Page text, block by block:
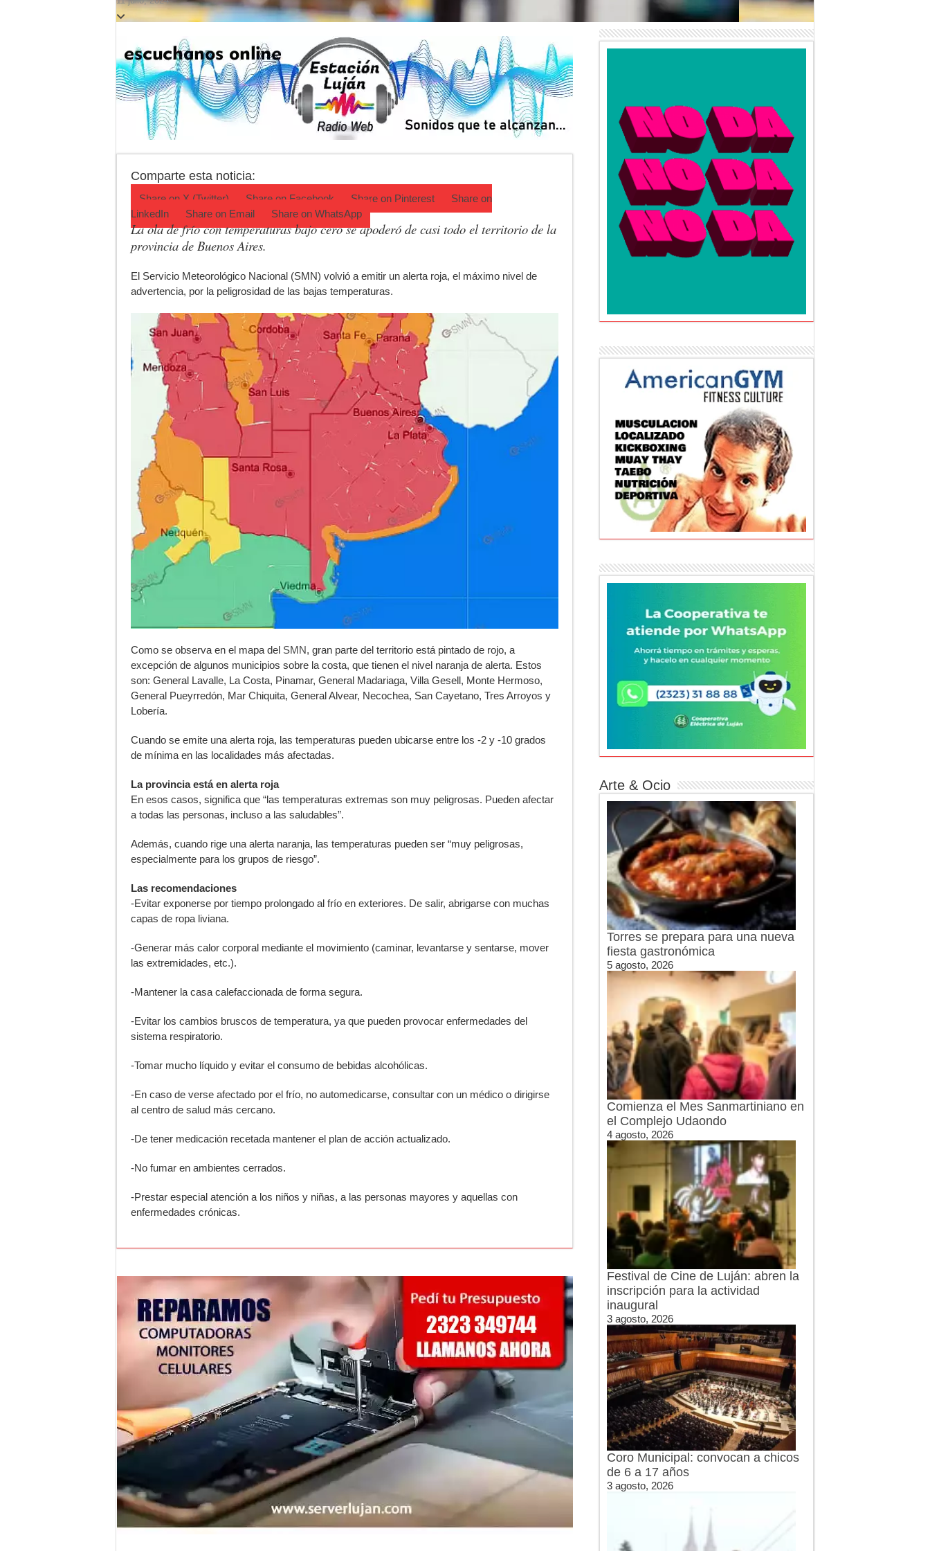
El pronóstico anticipa una semana que cambiará de golpe en la región
Teatro El Galpón sufrió un robo y pide ayuda
Confirmaron la fecha de la Peregrinación a Luján 2026
INCUCAI implementará una técnica para aumentar los trasplantes de órganos
Papa León XIV visitará Argentina: Luján será una de las escalas históricas
Parque Invernal: deporte y juegos reunieron a miles
Comparte esta noticia:
Share on X (Twitter) Share on Facebook Share on Pinterest
Share on
LinkedIn
Share on Email Share on WhatsApp
La ola de frío con temperaturas bajo cero se apoderó de casi todo el territorio de la
provincia de Buenos Aires.
El Servicio Meteorológico Nacional (SMN) volvió a emitir un alerta roja, el máximo nivel de
advertencia, por la peligrosidad de las bajas temperaturas.
Como se observa en el mapa del SMN, gran parte del territorio está pintado de rojo, a
excepción de algunos municipios sobre la costa, que tienen el nivel naranja de alerta. Estos
son: General Lavalle, La Costa, Pinamar, General Madariaga, Villa Gesell, Monte Hermoso,
General Pueyrredón, Mar Chiquita, General Alvear, Necochea, San Cayetano, Tres Arroyos y
Lobería.
Cuando se emite una alerta roja, las temperaturas pueden ubicarse entre los -2 y -10 grados
de mínima en las localidades más afectadas.
La provincia está en alerta roja
En esos casos, significa que “las temperaturas extremas son muy peligrosas. Pueden afectar
a todas las personas, incluso a las saludables”.
Además, cuando rige una alerta naranja, las temperaturas pueden ser “muy peligrosas,
especialmente para los grupos de riesgo”.
Las recomendaciones
-Evitar exponerse por tiempo prolongado al frío en exteriores. De salir, abrigarse con muchas
capas de ropa liviana.
-Generar más calor corporal mediante el movimiento (caminar, levantarse y sentarse, mover
las extremidades, etc.).
-Mantener la casa calefaccionada de forma segura.
-Evitar los cambios bruscos de temperatura, ya que pueden provocar enfermedades del
sistema respiratorio.
-Tomar mucho líquido y evitar el consumo de bebidas alcohólicas.
-En caso de verse afectado por el frío, no automedicarse, consultar con un médico o dirigirse
al centro de salud más cercano.
-De tener medicación recetada mantener el plan de acción actualizado.
-No fumar en ambientes cerrados.
-Prestar especial atención a los niños y niñas, a las personas mayores y aquellas con
enfermedades crónicas.
Arte & Ocio
Torres se prepara para una nueva
fiesta gastronómica
5 agosto, 2026
Comienza el Mes Sanmartiniano en
el Complejo Udaondo
4 agosto, 2026
Festival de Cine de Luján: abren la
inscripción para la actividad
inaugural
3 agosto, 2026
Coro Municipal: convocan a chicos
de 6 a 17 años
3 agosto, 2026